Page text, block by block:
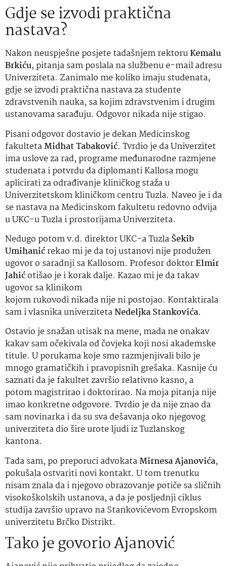
Gdje se izvodi praktična
nastava?
Nakon neuspješne posjete tadašnjem rektoruKemalu
Brkiću, pitanja sam poslala na službenu e-mail adresu
Univerziteta. Zanimalo me koliko imaju studenata,
gdje se izvodi praktična nastava za studente
zdravstvenih nauka, sa kojim zdravstvenim i drugim
ustanovama sarađuju. Odgovor nikada nije stigao.
Pisani odgovor dostavio je dekan Medicinskog
fakultetaMidhat Tabaković. Tvrdio je da Univerzitet
ima uslove za rad, programe međunarodne razmjene
studenata i potvrdu da diplomanti Kallosa mogu
aplicirati za odrađivanje kliničkog staža u
Univerzitetskom kliničkom centru Tuzla. Naveo je i da
se nastava na Medicinskom fakultetu redovno odvija
u UKC-u Tuzla i prostorijama Univerziteta.
Nedugo potom v.d. direktor UKC-a TuzlaŠekib
Umihanićrekao mi je da toj ustanovi nije produžen
ugovor o saradnji sa Kallosom. Profesor doktorElmir
Jahićotišao je i korak dalje. Kazao mi je da takav
ugovor sa klinikom
kojom rukovodi nikada nije ni postojao. Kontaktirala
sam i vlasnika univerzitetaNedeljka Stankovića.
Ostavio je snažan utisak na mene, mada ne onakav
kakav sam očekivala od čovjeka koji nosi akademske
titule. U porukama koje smo razmjenjivali bilo je
mnogo gramatičkih i pravopisnih grešaka. Kasnije ću
saznati da je fakultet završio relativno kasno, a
potom magistrirao i doktorirao. Na moja pitanja nije
imao konkretne odgovore. Tvrdio je da nije znao da
sam novinarka i da su sva dešavanja oko njegovog
univerziteta dio šire urote ljudi iz Tuzlanskog
kantona.
Tada sam, po preporuci advokataMirnesa Ajanovića,
pokušala ostvariti novi kontakt. U tom trenutku
nisam znala da i njegovo obrazovanje potiče sa sličnih
visokoškolskih ustanova, a da je posljednji ciklus
studija završio upravo na Stankovićevom Evropskom
univerzitetu Brčko Distrikt.
Tako je govorio Ajanović